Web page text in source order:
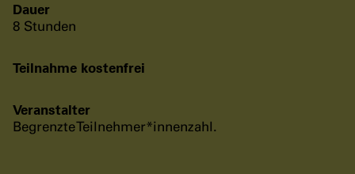
Dauer
8 Stunden
Teilnahme kostenfrei
Veranstalter
Begrenzte Teilnehmer*innenzahl.